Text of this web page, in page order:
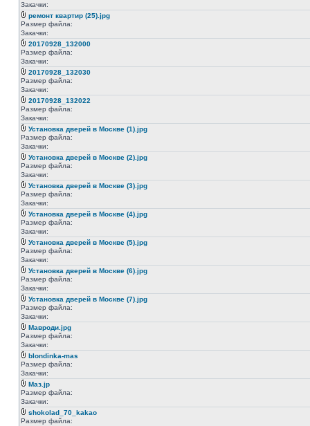
Закачки:
ремонт квартир (25).jpg
Размер файла:
Закачки:
20170928_132000
Размер файла:
Закачки:
20170928_132030
Размер файла:
Закачки:
20170928_132022
Размер файла:
Закачки:
Установка дверей в Москве (1).jpg
Размер файла:
Закачки:
Установка дверей в Москве (2).jpg
Размер файла:
Закачки:
Установка дверей в Москве (3).jpg
Размер файла:
Закачки:
Установка дверей в Москве (4).jpg
Размер файла:
Закачки:
Установка дверей в Москве (5).jpg
Размер файла:
Закачки:
Установка дверей в Москве (6).jpg
Размер файла:
Закачки:
Установка дверей в Москве (7).jpg
Размер файла:
Закачки:
Мавроди.jpg
Размер файла:
Закачки:
blondinka-mas
Размер файла:
Закачки:
Маз.jp
Размер файла:
Закачки:
shokolad_70_kakao
Размер файла: